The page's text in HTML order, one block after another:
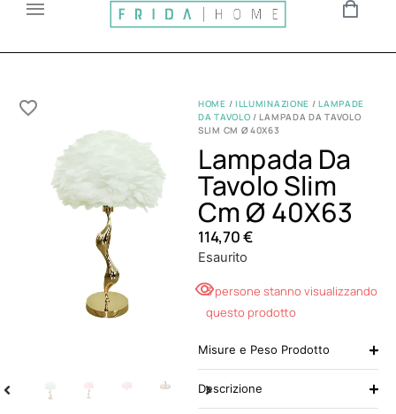
HOME / ILLUMINAZIONE /LAMPADE
DA TAVOLO / LAMPADA DA TAVOLO
SLIM CM Ø 40X63
Lampada Da
Tavolo Slim
Cm Ø 40X63
114,70€
Esaurito
3 persone stanno visualizzando
questo prodotto
Misure e Peso Prodotto
Descrizione